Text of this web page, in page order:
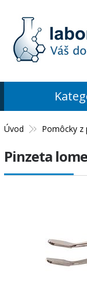
Úvod Pomôcky z
Pinzeta